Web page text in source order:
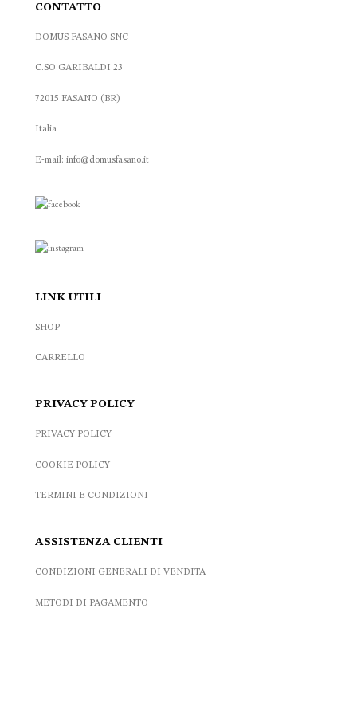
CONTATTO
DOMUS FASANO SNC
C.SO GARIBALDI 23
72015 FASANO (BR)
Italia
E-mail: info@domusfasano.it
LINK UTILI
SHOP
CARRELLO
PRIVACY POLICY
PRIVACY POLICY
COOKIE POLICY
TERMINI E CONDIZIONI
ASSISTENZA CLIENTI
CONDIZIONI GENERALI DI VENDITA
METODI DI PAGAMENTO